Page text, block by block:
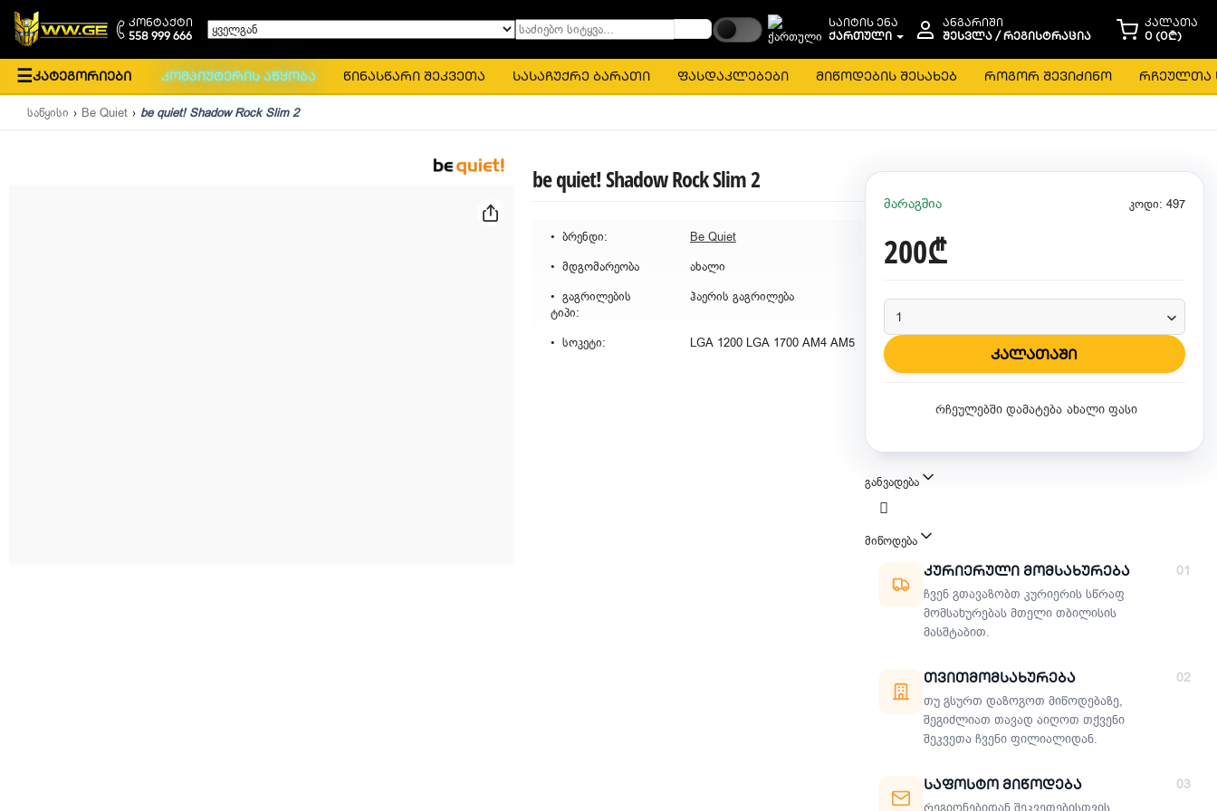
კონტაქტი
558 999 666
ყველგან საძიებო სიტყვა...
საიტის ენა
ᲥᲐᲠᲗᲣᲚᲘ
ანგარიში
ᲨᲔᲡᲕᲚᲐ / ᲠᲔᲒᲘᲡᲢᲠᲐᲪᲘᲐ
კალათა
0 (0₾)
☰კატეგორიები კომპიუტერის აწყობა წინასწარი შეკვეთა სასაჩუქრე ბარათი ფასდაკლებები მიწოდების შესახებ როგორ შევიძინო რჩეულთა
საწყისი Be Quiet be quiet! Shadow Rock Slim 2
be quiet! Shadow Rock Slim 2
ბრენდი:
Be Quiet
მდგომარეობა
ახალი
გაგრილების
ტიპი:
ჰაერის გაგრილება
სოკეტი: LGA 1200 LGA 1700 AM4 AM5
მარაგშია კოდი: 497
200₾
კალათაში
რჩეულებში დამატება ახალი ფასი
განვადება
მიწოდება
მიწოდების მეთოდები
01
Კურიერული Მომსახურება
ჩვენ გთავაზობთ კურიერის სწრაფ
მომსახურებას მთელი თბილისის
მასშტაბით.
02
Თვითმომსახურება
თუ გსურთ დაზოგოთ მიწოდებაზე,
შეგიძლიათ თავად აიღოთ თქვენი
შეკვეთა ჩვენი ფილიალიდან.
03
Საფოსტო Მიწოდება